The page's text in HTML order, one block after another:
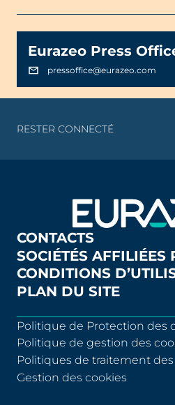
Eurazeo Press
pressoffice@eurazeo.com
RESTER CONNECTÉ
CONTACTS
SOCIÉTÉS AFFILIÉES
CONDITIONS
PLAN DU SITE
Politique de Protection des
Politique de gestion des
Politiques de traitement
Gestion des cookies